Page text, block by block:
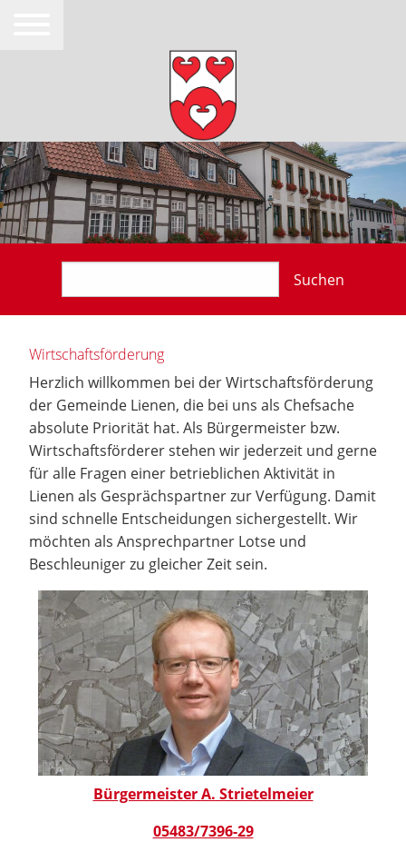
Suchen
Wirtschaftsförderung
Herzlich willkommen bei der Wirtschaftsförderung
der Gemeinde Lienen, die bei uns als Chefsache
absolute Priorität hat. Als Bürgermeister bzw.
Wirtschaftsförderer stehen wir jederzeit und gerne
für alle Fragen einer betrieblichen Aktivität in
Lienen als Gesprächspartner zur Verfügung. Damit
sind schnelle Entscheidungen sichergestellt. Wir
möchten als Ansprechpartner Lotse und
Beschleuniger zu gleicher Zeit sein.
Bürgermeister A. Strietelmeier
05483/7396-29